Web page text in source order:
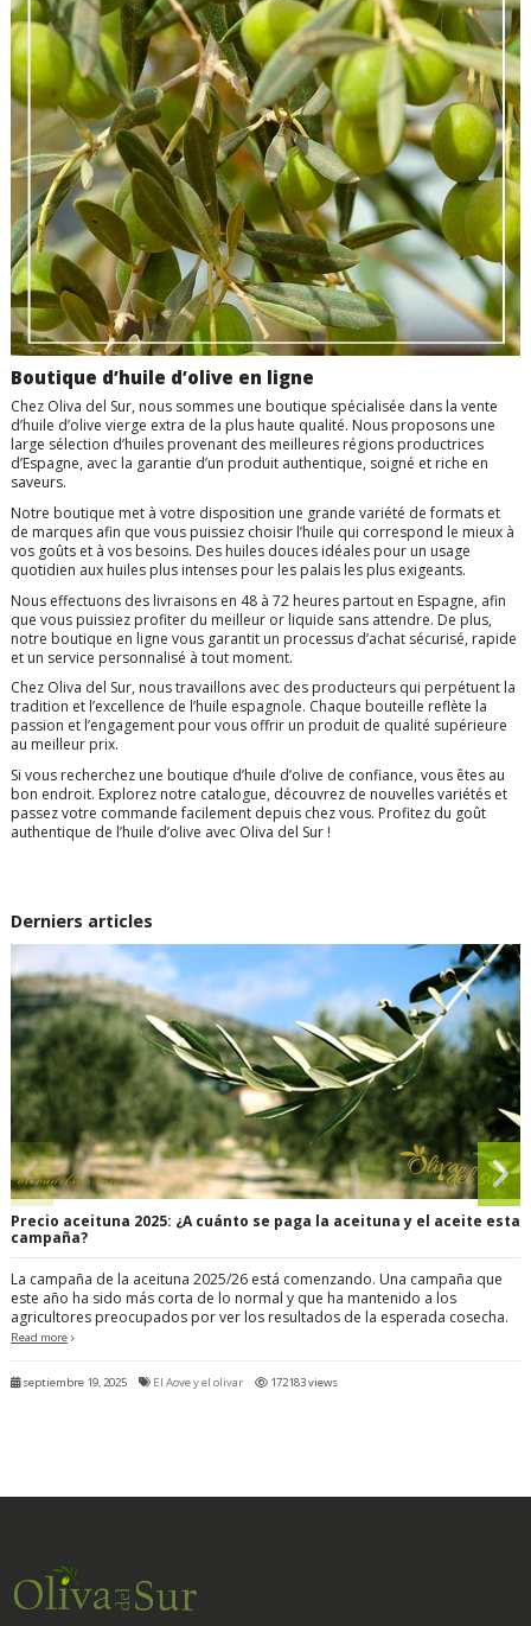
Boutique d’huile d’olive en ligne
Chez Oliva del Sur, nous sommes une boutique spécialisée dans la vente
d’huile d’olive vierge extra de la plus haute qualité. Nous proposons une
large sélection d’huiles provenant des meilleures régions productrices
d’Espagne, avec la garantie d’un produit authentique, soigné et riche en
saveurs.
Notre boutique met à votre disposition une grande variété de formats et
de marques afin que vous puissiez choisir l’huile qui correspond le mieux à
vos goûts et à vos besoins. Des huiles douces idéales pour un usage
quotidien aux huiles plus intenses pour les palais les plus exigeants.
Nous effectuons des livraisons en 48 à 72 heures partout en Espagne, afin
que vous puissiez profiter du meilleur or liquide sans attendre. De plus,
notre boutique en ligne vous garantit un processus d’achat sécurisé, rapide
et un service personnalisé à tout moment.
Chez Oliva del Sur, nous travaillons avec des producteurs qui perpétuent la
tradition et l’excellence de l’huile espagnole. Chaque bouteille reflète la
passion et l’engagement pour vous offrir un produit de qualité supérieure
au meilleur prix.
Si vous recherchez une boutique d’huile d’olive de confiance, vous êtes au
bon endroit. Explorez notre catalogue, découvrez de nouvelles variétés et
passez votre commande facilement depuis chez vous. Profitez du goût
authentique de l’huile d’olive avec Oliva del Sur !
Derniers articles
Precio aceituna 2025: ¿A cuánto se paga la aceituna y el aceite esta
campaña?
La campaña de la aceituna 2025/26 está comenzando. Una campaña que
este año ha sido más corta de lo normal y que ha mantenido a los
agricultores preocupados por ver los resultados de la esperada cosecha.
Read more
septiembre 19, 2025 El Aove y el olivar 172183 views